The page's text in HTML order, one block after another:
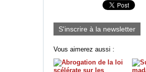
S'inscrire à la newsletter
Vous aimerez aussi :